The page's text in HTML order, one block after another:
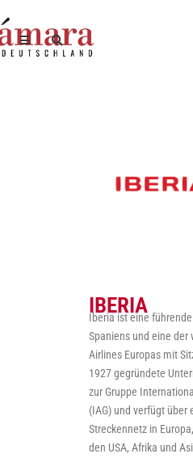
IBERIA
Iberia ist eine
Spaniens und eine der
Airlines Europas mit
1927 gegründete
zur Gruppe
(IAG) und verfügt über
Streckennetz in
den USA, Afrika und